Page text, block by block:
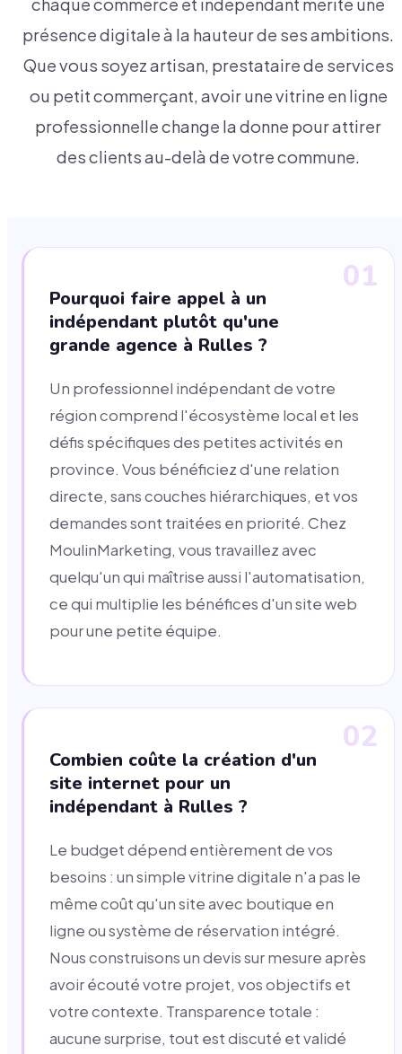
chaque commerce et indépendant mérite une
présence digitale à la hauteur de ses ambitions.
Que vous soyez artisan, prestataire de services
ou petit commerçant, avoir une vitrine en ligne
professionnelle change la donne pour attirer
des clients au-delà de votre commune.
01
Pourquoi faire appel à un
indépendant plutôt qu'une
grande agence à Rulles ?
Un professionnel indépendant de votre
région comprend l'écosystème local et les
défis spécifiques des petites activités en
province. Vous bénéficiez d'une relation
directe, sans couches hiérarchiques, et vos
demandes sont traitées en priorité. Chez
MoulinMarketing, vous travaillez avec
quelqu'un qui maîtrise aussi l'automatisation,
ce qui multiplie les bénéfices d'un site web
pour une petite équipe.
02
Combien coûte la création d'un
site internet pour un
indépendant à Rulles ?
Le budget dépend entièrement de vos
besoins : un simple vitrine digitale n'a pas le
même coût qu'un site avec boutique en
ligne ou système de réservation intégré.
Nous construisons un devis sur mesure après
avoir écouté votre projet, vos objectifs et
votre contexte. Transparence totale :
aucune surprise, tout est discuté et validé